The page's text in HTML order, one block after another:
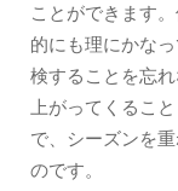
ことができます
的にも理にかな
検することを忘
上がってくるこ
で、シーズンを
のです。